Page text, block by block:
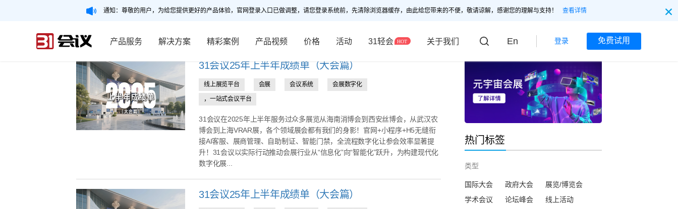
通知：尊敬的用户，为给您提供更好的产品体验，官网登录入口已做调整，请您登录系统前，先清除浏览器缓存，由此给您带来的不便，敬请谅解，感谢您的理解与支持！ 查看详情
产品服务 解决方案 精彩案例 产品视频 价格 活动 31轻会 关于我们 En 登录 免费试用
31会议25年上半年成绩单（大会篇）
线上展览平台 会展 会议系统 会展数字化
，一站式会议平台
31会议在2025年上半年服务过众多展览从海南消博会到西安丝博会，从武汉农
博会到上海VRAR展，各个领域展会都有我们的身影！官网+小程序+H5无缝衔
接AI客服、展商管理、自助制证、智能门禁，全流程数字化让参会效率显著提
升！31会议以实际行动推动会展行业从“信息化”向“智能化”跃升，为构建现代化
数字化展...
31会议25年上半年成绩单（大会篇）
热门标签
类型
国际大会 政府大会
展览/博览会
学术会议
论坛峰会
线上活动